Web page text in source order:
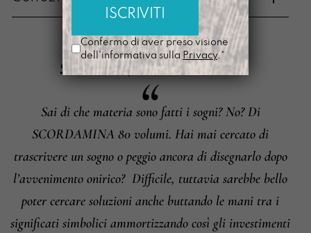
Metodi di pagamento
Informazioni su cambi e resi
SOGNA, SOLDINO È
Sai di che materia sono fatti i sogni? No? Di
SCORDAMINA 80 volumi. Hai mai cercato di
trascrivere un sogno o peggio ancora di disegnarlo dopo
l’avvenimento onirico? Difficile, tuttavia sarebbe bello
poter cercare soluzioni anche buttando le mani tra i
significati simbolici ammortizzando così gli investimenti
Confermo di aver preso visione
dell'informativa sulla Privacy.*